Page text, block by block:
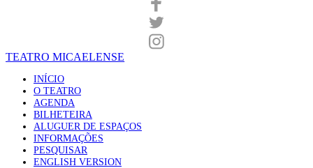
TEATRO MICAELENSE
INÍCIO
O TEATRO
AGENDA
BILHETEIRA
ALUGUER DE ESPAÇOS
INFORMAÇÕES
PESQUISAR
ENGLISH VERSION